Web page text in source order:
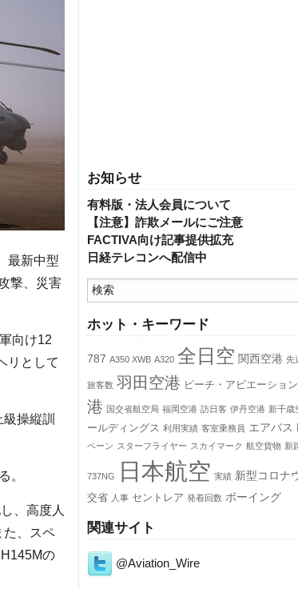
お知らせ
有料版・法人会員について
【注意】詐欺メールにご注意
FACTIVA向け記事提供拡充
日経テレコンへ配信中
ホット・キーワード
787 A350 XWB A320 全日空 関西空港 先
旅客数 羽田空港 ピーチ・アビエーション
港 国交省航空局 福岡空港 訪日客 伊丹空港 新千歳
ールディングス 利用実績 客室乗務員 エアバス
ペーン スターフライヤー スカイマーク 航空貨物 新
737NG 日本航空 実績 新型コロナ
交省 人事 セントレア 発着回数 ボーイング
関連サイト
@Aviation_Wire
最新中型
撃、災害
向け12
リとして
操縦訓
。
、高度人
た、スペ
の